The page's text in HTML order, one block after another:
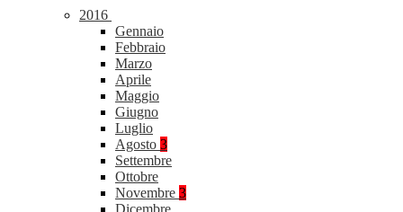
2016
Gennaio
Febbraio
Marzo
Aprile
Maggio
Giugno
Luglio
Agosto 3
Settembre
Ottobre
Novembre 3